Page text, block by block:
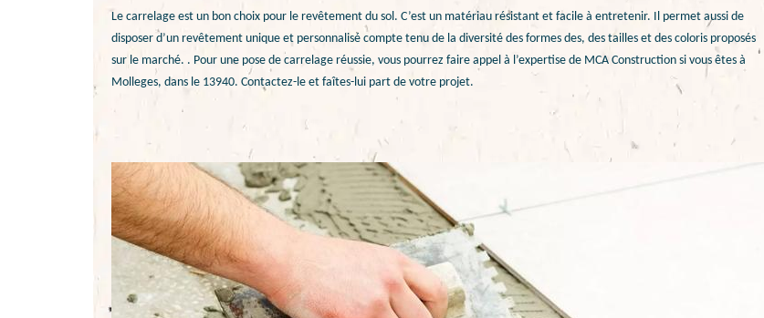
Le carrelage est un bon choix pour le revêtement du sol. C’est un matériau résistant et facile à entretenir. Il permet aussi de
disposer d’un revêtement unique et personnalisé compte tenu de la diversité des formes des, des tailles et des coloris proposés
sur le marché. . Pour une pose de carrelage réussie, vous pourrez faire appel à l’expertise de MCA Construction si vous êtes à
Molleges, dans le 13940. Contactez-le et faîtes-lui part de votre projet.